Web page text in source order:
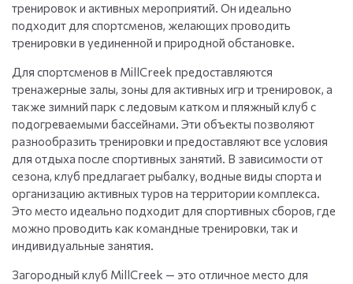
тренировок и активных мероприятий. Он идеально
подходит для спортсменов, желающих проводить
тренировки в уединенной и природной обстановке.
Для спортсменов в MillCreek предоставляются
тренажерные залы, зоны для активных игр и тренировок, а
также зимний парк с ледовым катком и пляжный клуб с
подогреваемыми бассейнами. Эти объекты позволяют
разнообразить тренировки и предоставляют все условия
для отдыха после спортивных занятий. В зависимости от
сезона, клуб предлагает рыбалку, водные виды спорта и
организацию активных туров на территории комплекса.
Это место идеально подходит для спортивных сборов, где
можно проводить как командные тренировки, так и
индивидуальные занятия.
Загородный клуб MillCreek — это отличное место для